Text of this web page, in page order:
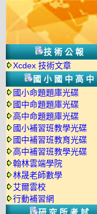
技術公報
Xcdex 技術文章
國小國中高中
國小命題題庫光碟
國中命題題庫光碟
高中命題題庫光碟
國小補習班教學光碟
國中補習班教育光碟
高中補習班教學光碟
翰林雲端學院
林晟老師數學
艾爾雲校
行動補習網